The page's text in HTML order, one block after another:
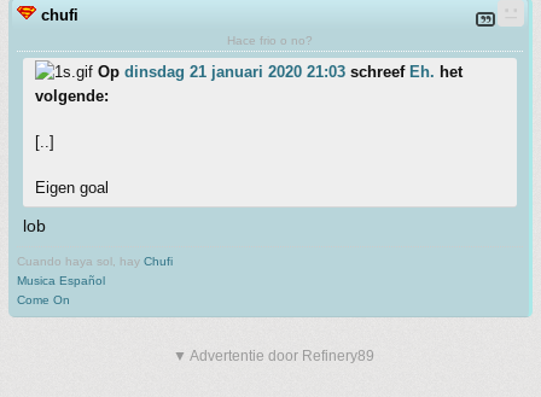
chufi
Hace frio o no?
Op dinsdag 21 januari 2020 21:03 schreef Eh. het
volgende:
[..]
Eigen goal
lob
Cuando haya sol, hay Chufi
Musica Español
Come On
▼ Advertentie door Refinery89